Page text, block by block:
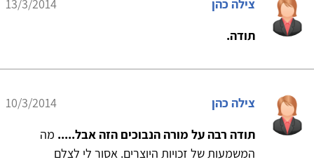
צילה כהן
13/3/2014
תודה.
צילה כהן
10/3/2014
תודה רבה על מורה הנבוכים הזה אבל..... מה
המשמעות של זכויות היוצרים. אסור לי לצלם